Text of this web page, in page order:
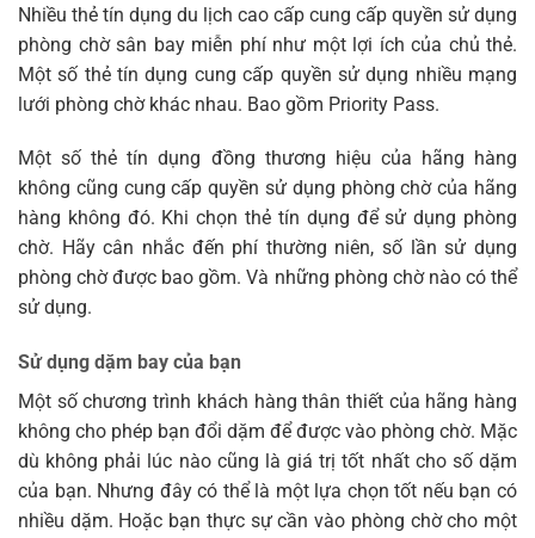
Nhiều thẻ tín dụng du lịch cao cấp cung cấp quyền sử dụng
phòng chờ sân bay miễn phí như một lợi ích của chủ thẻ.
Một số thẻ tín dụng cung cấp quyền sử dụng nhiều mạng
lưới phòng chờ khác nhau. Bao gồm Priority Pass.
Một số thẻ tín dụng đồng thương hiệu của hãng hàng
không cũng cung cấp quyền sử dụng phòng chờ của hãng
hàng không đó. Khi chọn thẻ tín dụng để sử dụng phòng
chờ. Hãy cân nhắc đến phí thường niên, số lần sử dụng
phòng chờ được bao gồm. Và những phòng chờ nào có thể
sử dụng.
Sử dụng dặm bay của bạn
Một số chương trình khách hàng thân thiết của hãng hàng
không cho phép bạn đổi dặm để được vào phòng chờ. Mặc
dù không phải lúc nào cũng là giá trị tốt nhất cho số dặm
của bạn. Nhưng đây có thể là một lựa chọn tốt nếu bạn có
nhiều dặm. Hoặc bạn thực sự cần vào phòng chờ cho một